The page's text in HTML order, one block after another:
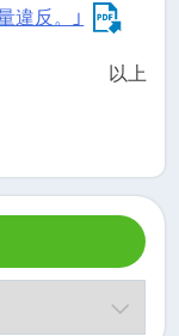
違反。」
以上